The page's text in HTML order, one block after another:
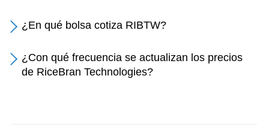
¿En qué bolsa cotiza RIBTW?
¿Con qué frecuencia se actualizan los precios
de RiceBran Technologies?